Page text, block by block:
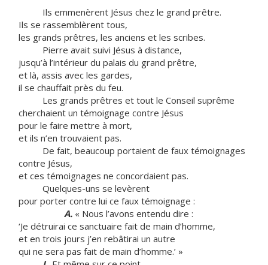
Ils emmenèrent Jésus chez le grand prêtre.
Ils se rassemblèrent tous,
les grands prêtres, les anciens et les scribes.
Pierre avait suivi Jésus à distance,
jusqu’à l’intérieur du palais du grand prêtre,
et là, assis avec les gardes,
il se chauffait près du feu.
Les grands prêtres et tout le Conseil suprême
cherchaient un témoignage contre Jésus
pour le faire mettre à mort,
et ils n’en trouvaient pas.
De fait, beaucoup portaient de faux témoignages
contre Jésus,
et ces témoignages ne concordaient pas.
Quelques-uns se levèrent
pour porter contre lui ce faux témoignage :
A. « Nous l’avons entendu dire :
‘Je détruirai ce sanctuaire fait de main d’homme,
et en trois jours j’en rebâtirai un autre
qui ne sera pas fait de main d’homme.’ »